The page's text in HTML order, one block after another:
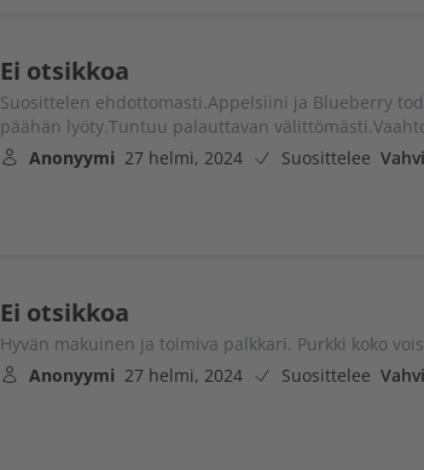
Ei otsikkoa
Suosittelen ehdottomasti.Appelsiini ja Blueberry
päähän lyöty.Tuntuu palauttavan
Anonyymi 27 helmi, 2024 Suosittelee
Ei otsikkoa
Hyvän makuinen ja toimiva palkkari. Purkki koko
Anonyymi 27 helmi, 2024 Suosittelee